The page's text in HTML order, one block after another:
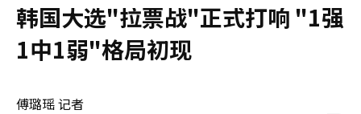
韩国大选"拉票战"正式打响 "1强
1中1弱"格局初现
傅璐瑶 记者